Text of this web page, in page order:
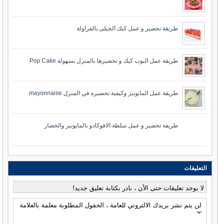
طريقة تحضير و عمل كيك الجيلى بالفراولة
طريقة عمل البوب كيك و تحضيرها بالمنزل بسهولة Pop Cake
طريقة عمل المايونيز وكيفية تحضيره في المنزل mayonnaise
طريقة تحضير و عمل سلطة الافوكادو بالمايونيز والخضار
التعليقات
لا يوجد تعليقات حتى الأن ، بادر بكتابة تعليق جديد!
لن يتم نشر بريدك الالتروني للعامة ، الحقول المطلوبة معلمة بالعلامة
'*'